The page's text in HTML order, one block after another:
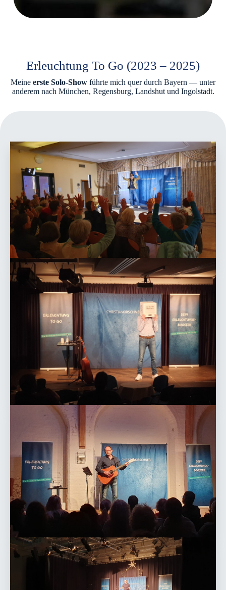
Erleuchtung To Go (2023 – 2025)
Meine erste Solo-Show führte mich quer durch Bayern — unter
anderem nach München, Regensburg, Landshut und Ingolstadt.